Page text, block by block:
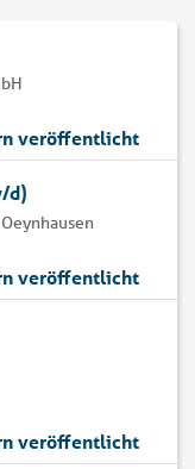
veröffentlicht
d)
veröffentlicht
veröffentlicht